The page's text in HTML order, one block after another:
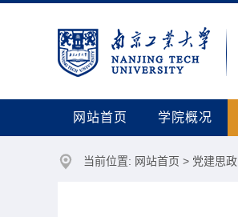
网站首页 学院概况
当前位置: 网站首页 > 党建思政